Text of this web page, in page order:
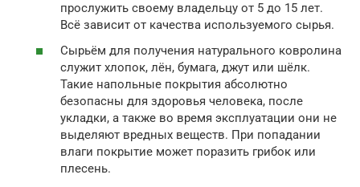
прослужить своему владельцу от 5 до 15 лет.
Всё зависит от качества используемого сырья.
Сырьём для получения натурального ковролина
служит хлопок, лён, бумага, джут или шёлк.
Такие напольные покрытия абсолютно
безопасны для здоровья человека, после
укладки, а также во время эксплуатации они не
выделяют вредных веществ. При попадании
влаги покрытие может поразить грибок или
плесень.